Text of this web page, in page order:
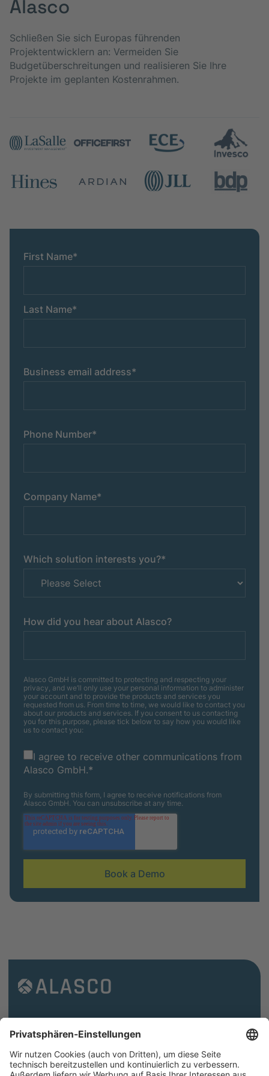
Alasco
Schließen Sie sich Europas führenden
Projektentwicklern an: Vermeiden Sie
Budgetüberschreitungen und realisieren Sie Ihre
Projekte im geplanten Kostenrahmen.
First Name*
Last Name*
Business email address*
Phone Number*
Company Name*
Which solution interests you?*
How did you hear about Alasco?
Alasco GmbH is committed to protecting and respecting your
privacy, and we’ll only use your personal information to administer
your account and to provide the products and services you
requested from us. From time to time, we would like to contact you
about our products and services. If you consent to us contacting
you for this purpose, please tick below to say how you would like
us to contact you:
I agree to receive other communications from
Alasco GmbH.*
By submitting this form, I agree to receive notifications from
Alasco GmbH. You can unsubscribe at any time.
Folgen Sie uns